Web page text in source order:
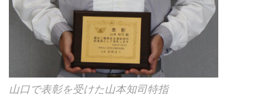
山口で表彰を受けた山本知司特指